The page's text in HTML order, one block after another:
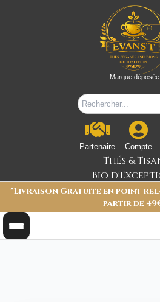
Marque déposée
Partenaire Compte
- Thés &
Bio
"Livraison Gratuite en point
partir de